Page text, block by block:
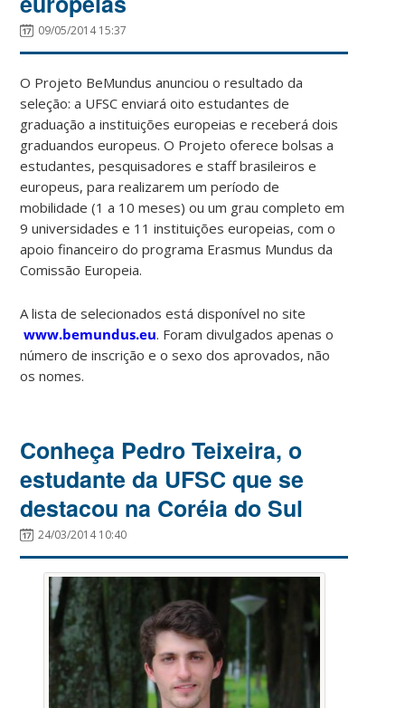
09/05/2014 15:37
O Projeto BeMundus anunciou o resultado da
seleção: a UFSC enviará oito estudantes de
graduação a instituições europeias e receberá dois
graduandos europeus. O Projeto oferece bolsas a
estudantes, pesquisadores e staff brasileiros e
europeus, para realizarem um período de
mobilidade (1 a 10 meses) ou um grau completo em
9 universidades e 11 instituições europeias, com o
apoio financeiro do programa Erasmus Mundus da
Comissão Europeia.
A lista de selecionados está disponível no site
www.bemundus.eu. Foram divulgados apenas o
número de inscrição e o sexo dos aprovados, não
os nomes.
Conheça Pedro Teixeira, o
estudante da UFSC que se
destacou na Coréia do Sul
24/03/2014 10:40